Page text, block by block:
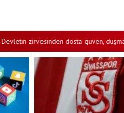
dosta güven, düşmana